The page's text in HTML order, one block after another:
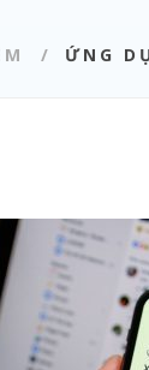
ỨNG